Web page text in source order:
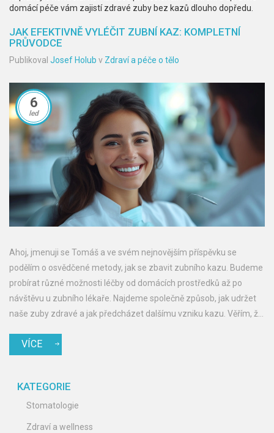
domácí péče vám zajistí zdravé zuby bez kazů dlouho dopředu.
JAK EFEKTIVNĚ VYLÉČIT ZUBNÍ KAZ: KOMPLETNÍ
PRŮVODCE
Publikoval Josef Holub v Zdraví a péče o tělo
6
led
Ahoj, jmenuji se Tomáš a ve svém nejnovějším příspěvku se
podělím o osvědčené metody, jak se zbavit zubního kazu. Budeme
probírat různé možnosti léčby od domácích prostředků až po
návštěvu u zubního lékaře. Najdeme společně způsob, jak udržet
naše zuby zdravé a jak předcházet dalšímu vzniku kazu. Věřím, že
bolesti. Přidej se ke mně a pojďme spolu prozkoumat nejlepší
VÍCE
KATEGORIE
Stomatologie
Zdraví a wellness